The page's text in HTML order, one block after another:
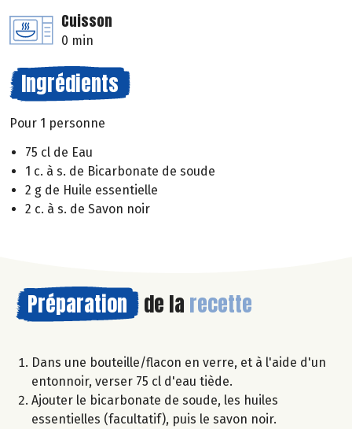
Cuisson
0 min
Ingrédients
Pour 1 personne
75 cl de Eau
1 c. à s. de Bicarbonate de soude
2 g de Huile essentielle
2 c. à s. de Savon noir
Préparation de la recette
Dans une bouteille/flacon en verre, et à l'aide d'un
entonnoir, verser 75 cl d'eau tiède.
Ajouter le bicarbonate de soude, les huiles
essentielles (facultatif), puis le savon noir.